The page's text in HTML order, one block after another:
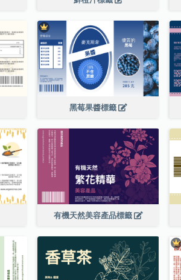
黑莓果醬標籤
有機天然美容產品標籤